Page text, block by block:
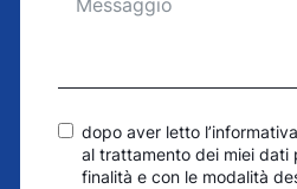
dopo aver letto
al trattamento dei miei dati personali per le
finalità e con le modalità